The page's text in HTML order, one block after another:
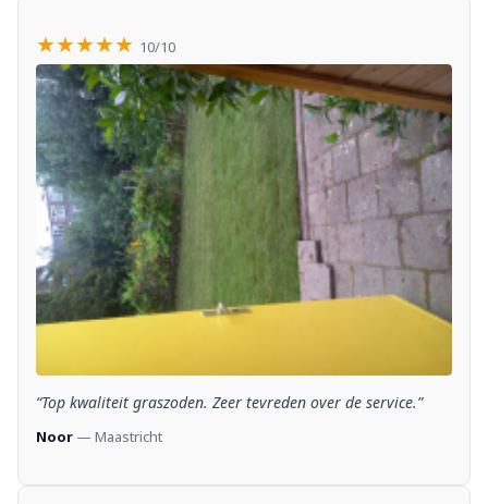
★★★★★ 10/10
“Top kwaliteit graszoden. Zeer tevreden over de service.”
Noor — Maastricht